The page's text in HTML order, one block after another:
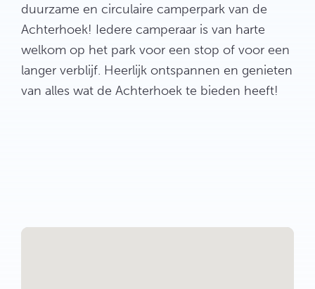
duurzame en circulaire camperpark van de
Achterhoek! Iedere camperaar is van harte
welkom op het park voor een stop of voor een
langer verblijf. Heerlijk ontspannen en genieten
van alles wat de Achterhoek te bieden heeft!